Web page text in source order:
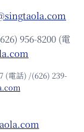
956-8200 (電
(電話) /(626) 239-